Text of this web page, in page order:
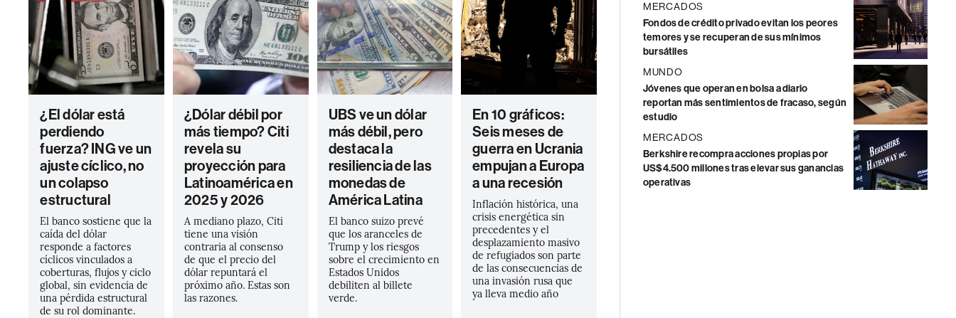
¿El dólar está
perdiendo
fuerza? ING ve un
ajuste cíclico, no
un colapso
estructural
El banco sostiene que la
caída del dólar
responde a factores
cíclicos vinculados a
coberturas, flujos y ciclo
global, sin evidencia de
una pérdida estructural
de su rol dominante.
¿Dólar débil por
más tiempo? Citi
revela su
proyección para
Latinoamérica en
2025 y 2026
A mediano plazo, Citi
tiene una visión
contraria al consenso
de que el precio del
dólar repuntará el
próximo año. Estas son
las razones.
UBS ve un dólar
más débil, pero
destaca la
resiliencia de las
monedas de
América Latina
El banco suizo prevé
que los aranceles de
Trump y los riesgos
sobre el crecimiento en
Estados Unidos
debiliten al billete
verde.
En 10 gráficos:
Seis meses de
guerra en Ucrania
empujan a Europa
a una recesión
Inflación histórica, una
crisis energética sin
precedentes y el
desplazamiento masivo
de refugiados son parte
de las consecuencias de
una invasión rusa que
ya lleva medio año
MERCADOS
Fondos de crédito privado evitan los peores
temores y se recuperan de sus mínimos
bursátiles
MUNDO
Jóvenes que operan en bolsa a diario
reportan más sentimientos de fracaso, según
estudio
MERCADOS
Berkshire recompra acciones propias por
US$4.500 millones tras elevar sus ganancias
operativas